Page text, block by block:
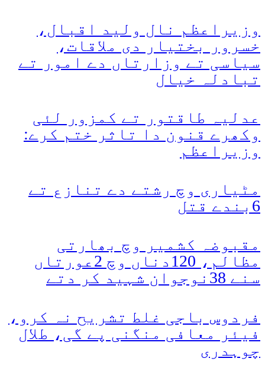
وزیراعظم نال ولید اقبال،
خسرور بختیار دی ملاقات،
سیاسی تے وزارتاں دے امور تے
تبادلہ خیال
عدلیہ طاقتور تے کمزور لئی
وکھرے قنون دا تاثر ختم کرے:
وزیراعظم
مٹیاری وچ رشتے دے تنازع تے
6بندے قتل
مقبوضہ کشمیر وچ بھارتی
مظالم، 120دناں وچ 2عورتاں
سنے 38نوجوان شہید کر دتے
فردوس باجی غلط تشریح نہ کرو،
فیئر معافی منگنی پے گی، طلال
چوہدری